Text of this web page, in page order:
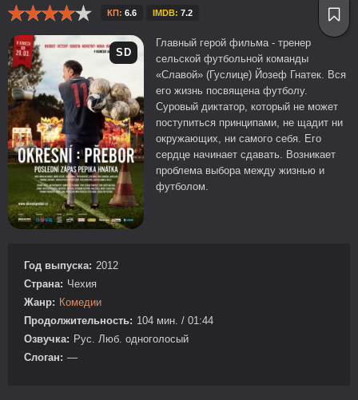
КП: 6.6 IMDB: 7.2
SD
Главный герой фильма - тренер
сельской футбольной команды
«Славой» (Гуслице) Йозеф Гнатек. Вся
его жизнь посвящена футболу.
Суровый диктатор, который не может
поступиться принципами, не щадит ни
окружающих, ни самого себя. Его
сердце начинает сдавать. Возникает
проблема выбора между жизнью и
футболом.
Год выпуска: 2012
Страна: Чехия
Жанр: Комедии
Продолжительность: 104 мин. / 01:44
Озвучка: Рус. Люб. одноголосый
Слоган: —